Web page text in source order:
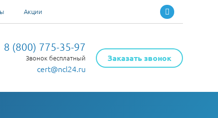
Акции
8 (800) 775-35-97
Звонок бесплатный
cert@ncl24.ru
Заказать звонок